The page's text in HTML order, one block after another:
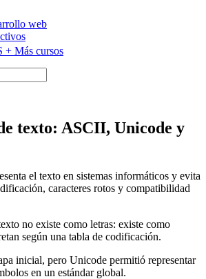
web
+ Más cursos
texto: ASCII, Unicode y
el texto en sistemas informáticos y evita
caracteres rotos y compatibilidad
no existe como letras: existe como
según una tabla de codificación.
inicial, pero Unicode permitió representar
en un estándar global.